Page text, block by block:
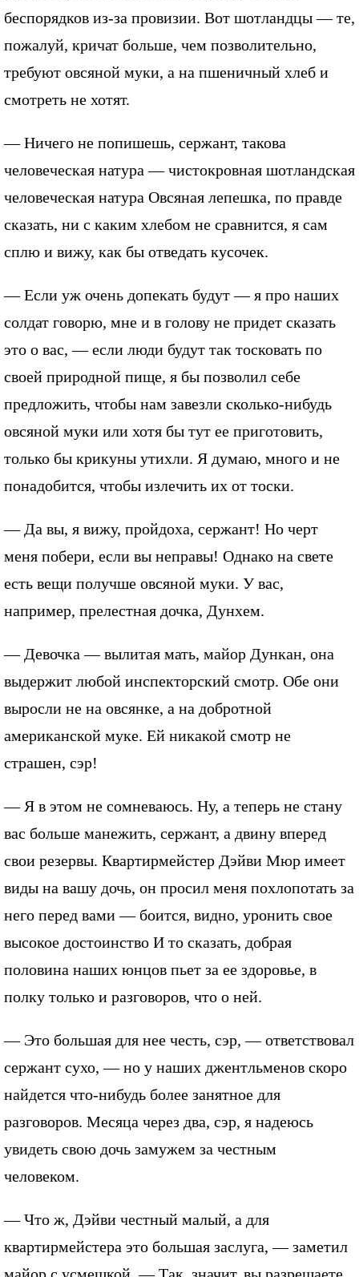
беспорядков из-за провизии. Вот шотландцы — те,
пожалуй, кричат больше, чем позволительно,
требуют овсяной муки, а на пшеничный хлеб и
смотреть не хотят.
— Ничего не попишешь, сержант, такова
человеческая натура — чистокровная шотландская
человеческая натура Овсяная лепешка, по правде
сказать, ни с каким хлебом не сравнится, я сам
сплю и вижу, как бы отведать кусочек.
— Если уж очень допекать будут — я про наших
солдат говорю, мне и в голову не придет сказать
это о вас, — если люди будут так тосковать по
своей природной пище, я бы позволил себе
предложить, чтобы нам завезли сколько-нибудь
овсяной муки или хотя бы тут ее приготовить,
только бы крикуны утихли. Я думаю, много и не
понадобится, чтобы излечить их от тоски.
— Да вы, я вижу, пройдоха, сержант! Но черт
меня побери, если вы неправы! Однако на свете
есть вещи получше овсяной муки. У вас,
например, прелестная дочка, Дунхем.
— Девочка — вылитая мать, майор Дункан, она
выдержит любой инспекторский смотр. Обе они
выросли не на овсянке, а на добротной
американской муке. Ей никакой смотр не
страшен, сэр!
— Я в этом не сомневаюсь. Ну, а теперь не стану
вас больше манежить, сержант, а двину вперед
свои резервы. Квартирмейстер Дэйви Мюр имеет
виды на вашу дочь, он просил меня похлопотать за
него перед вами — боится, видно, уронить свое
высокое достоинство И то сказать, добрая
половина наших юнцов пьет за ее здоровье, в
полку только и разговоров, что о ней.
— Это большая для нее честь, сэр, — ответствовал
сержант сухо, — но у наших джентльменов скоро
найдется что-нибудь более занятное для
разговоров. Месяца через два, сэр, я надеюсь
увидеть свою дочь замужем за честным
человеком.
— Что ж, Дэйви честный малый, а для
квартирмейстера это большая заслуга, — заметил